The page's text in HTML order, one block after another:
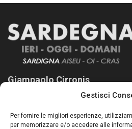
Gestisci
Per fornire le migliori esperienze,
per memorizzare e/o accedere alle
Giampaolo Cirronis
Sardegna Ieri-Oggi-Domani nasce
lettori su quanto accade in Sardegna,
nostro passato e, soprattutto, al